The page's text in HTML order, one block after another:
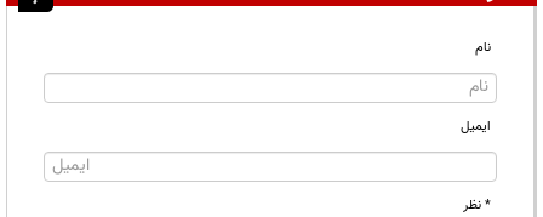
نام
ایمیل
* نظر